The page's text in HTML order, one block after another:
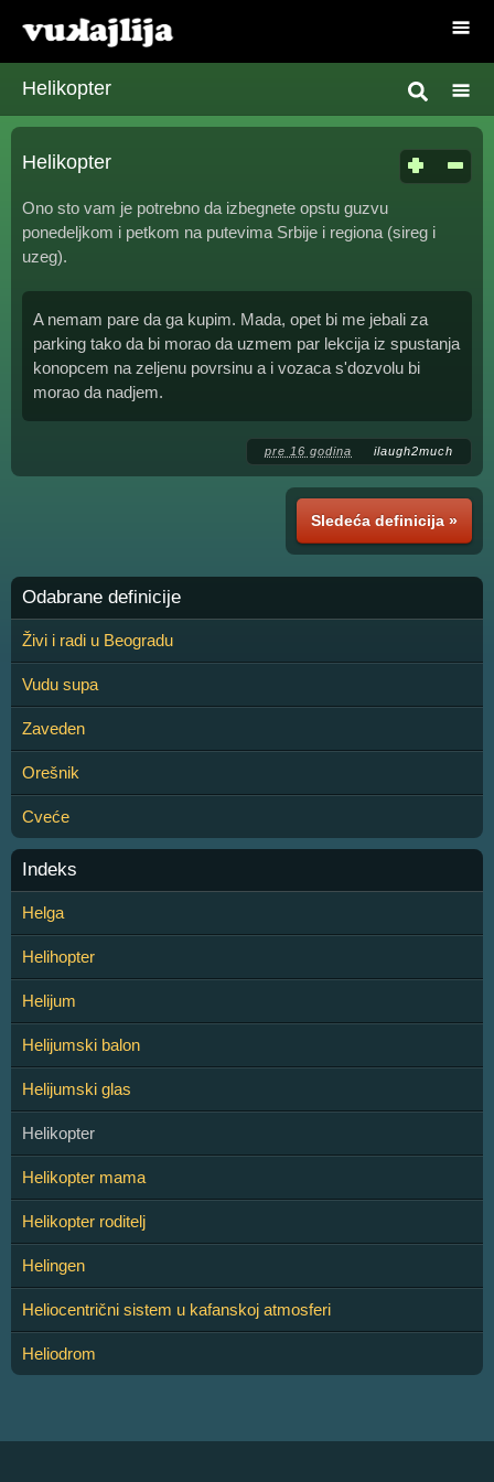
Helikopter
Helikopter
Ono sto vam je potrebno da izbegnete opstu guzvu
ponedeljkom i petkom na putevima Srbije i regiona (sireg i
uzeg).
A nemam pare da ga kupim. Mada, opet bi me jebali za
parking tako da bi morao da uzmem par lekcija iz spustanja
konopcem na zeljenu povrsinu a i vozaca s'dozvolu bi
morao da nadjem.
pre 16 godina ilaugh2much
Sledeća definicija »
Odabrane definicije
Živi i radi u Beogradu
Vudu supa
Zaveden
Orešnik
Cveće
Indeks
Helga
Helihopter
Helijum
Helijumski balon
Helijumski glas
Helikopter
Helikopter mama
Helikopter roditelj
Helingen
Heliocentrični sistem u kafanskoj atmosferi
Heliodrom